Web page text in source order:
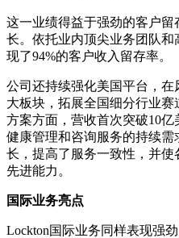
这一业绩得益于强劲的客户
长。依托业内顶尖业务团队
现了94%的客户收入留存率。
公司还持续强化美国平台，
大板块，拓展全国细分行业
方案方面，营收首次突破10亿
健康管理和咨询服务的持续
长，提高了服务一致性，并
先进能力。
国际业务亮点
Lockton国际业务同样表现强